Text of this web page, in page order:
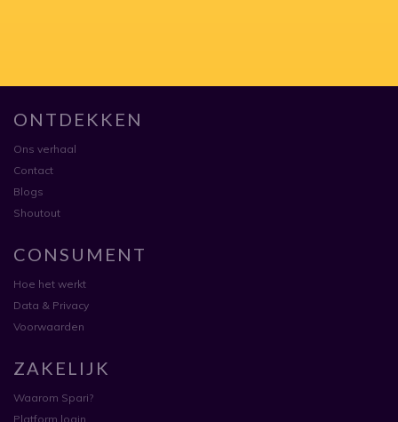
ONTDEKKEN
Ons verhaal
Contact
Blogs
Shoutout
CONSUMENT
Hoe het werkt
Data & Privacy
Voorwaarden
ZAKELIJK
Waarom Spari?
Platform login